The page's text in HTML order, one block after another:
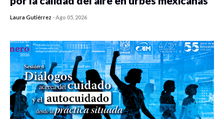
Laura Gutiérrez -Ago 05, 2026